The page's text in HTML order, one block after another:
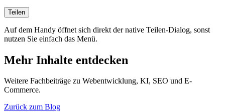
Teilen
Auf dem Handy öffnet sich direkt der native Teilen-Dialog, sonst
nutzen Sie einfach das Menü.
Mehr Inhalte entdecken
Weitere Fachbeiträge zu Webentwicklung, KI, SEO und E-
Commerce.
Zurück zum Blog